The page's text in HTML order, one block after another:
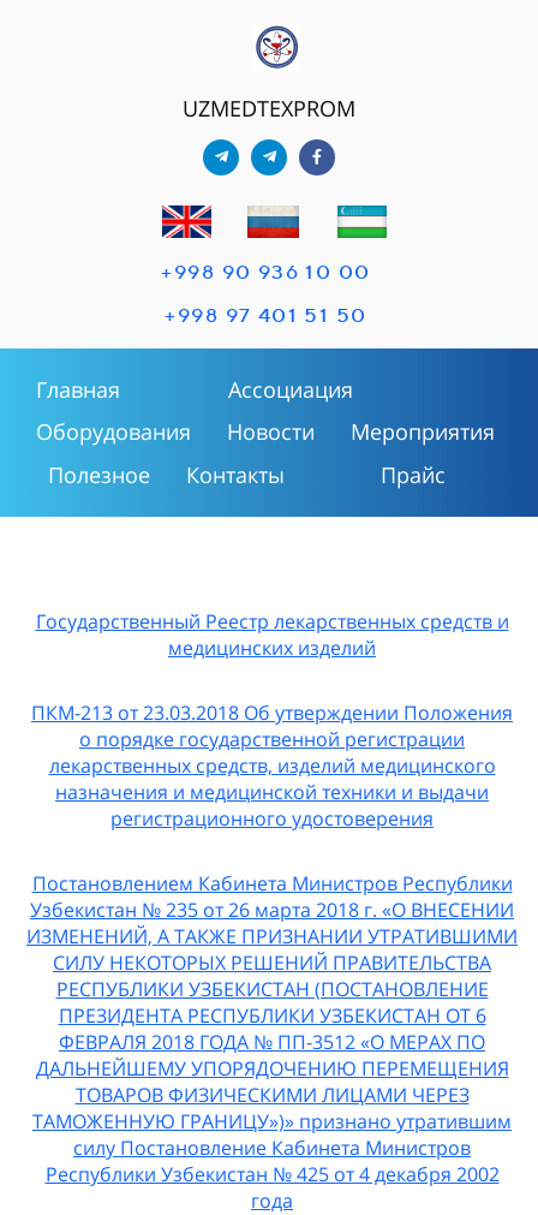
UZMEDTEXPROM
+998 90 936 10 00
+998 97 401 51 50
Главная
Ассоциация
Оборудования
Новости
Мероприятия
Полезное
Контакты Прайс
Государственный Реестр лекарственных средств и
медицинских изделий
ПКМ-213 от 23.03.2018 Об утверждении Положения
о порядке государственной регистрации
лекарственных средств, изделий медицинского
назначения и медицинской техники и выдачи
регистрационного удостоверения
Постановлением Кабинета Министров Республики
Узбекистан № 235 от 26 марта 2018 г. «О ВНЕСЕНИИ
ИЗМЕНЕНИЙ, А ТАКЖЕ ПРИЗНАНИИ УТРАТИВШИМИ
СИЛУ НЕКОТОРЫХ РЕШЕНИЙ ПРАВИТЕЛЬСТВА
РЕСПУБЛИКИ УЗБЕКИСТАН (ПОСТАНОВЛЕНИЕ
ПРЕЗИДЕНТА РЕСПУБЛИКИ УЗБЕКИСТАН ОТ 6
ФЕВРАЛЯ 2018 ГОДА № ПП-3512 «О МЕРАХ ПО
ДАЛЬНЕЙШЕМУ УПОРЯДОЧЕНИЮ ПЕРЕМЕЩЕНИЯ
ТОВАРОВ ФИЗИЧЕСКИМИ ЛИЦАМИ ЧЕРЕЗ
ТАМОЖЕННУЮ ГРАНИЦУ»)» признано утратившим
силу Постановление Кабинета Министров
Республики Узбекистан № 425 от 4 декабря 2002
года